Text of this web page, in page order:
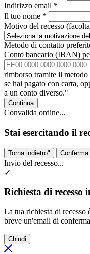
Indirizzo email *
Il tuo nome *
Motivo del recesso
Metodo di contatto
Conto bancario (IBAN)
rimborso tramite il
se hai pagato con carta,
a un conto diverso."
Continua
Convalida ordine...
Stai esercitando il
Torna indietro"
Invio del recesso...
✓
Richiesta di recesso
La tua richiesta di recesso
breve un'email di
Chiudi